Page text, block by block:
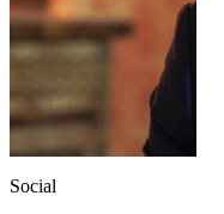
Social